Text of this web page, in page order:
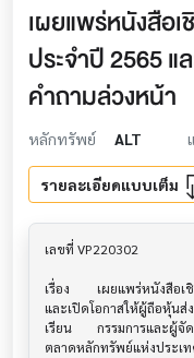
เผยแพร่หนังสือ
ประจำปี 2565 แ
คำถามล่วงหน้า
หลักทรัพย์ ALT
รายละเอียดแบบเต็ม
เลขที่ VP220302
เรื่อง	เผยแพร่หนังสือเชิญประชุมสามัญผู้ถือหุ้น ประจำปี 2565
และเปิดโอกาสให้ผู้ถือหุ้นส่
เรียน	กรรมการและผู้จัดการ
ตลาดหลักทรัพย์แห่งประเท